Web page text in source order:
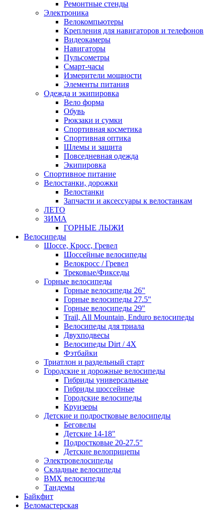
Ремонтные стенды
Электроника
Велокомпьютеры
Крепления для навигаторов и телефонов
Видеокамеры
Навигаторы
Пульсометры
Смарт-часы
Измерители мощности
Элементы питания
Одежда и экипировка
Вело форма
Обувь
Рюкзаки и сумки
Спортивная косметика
Спортивная оптика
Шлемы и защита
Повседневная одежда
Экипировка
Спортивное питание
Велостанки, дорожки
Велостанки
Запчасти и аксессуары к велостанкам
ЛЕТО
ЗИМА
ГОРНЫЕ ЛЫЖИ
Велосипеды
Шоссе, Кросс, Гревел
Шоссейные велосипеды
Велокросс / Гревел
Трековые/Фикседы
Горные велосипеды
Горные велосипеды 26"
Горные велосипеды 27.5"
Горные велосипеды 29"
Trail, All Mountain, Enduro велосипеды
Велосипеды для триала
Двухподвесы
Велосипеды Dirt / 4X
Фэтбайки
Триатлон и раздельный старт
Городские и дорожные велосипеды
Гибриды универсальные
Гибриды шоссейные
Городские велосипеды
Круизеры
Детские и подростковые велосипеды
Беговелы
Детские 14-18"
Подростковые 20-27.5"
Детские велоприцепы
Электровелосипеды
Складные велосипеды
BMX велосипеды
Тандемы
Байкфит
Веломастерская